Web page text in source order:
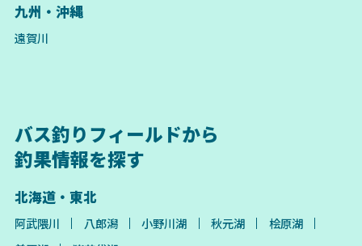
九州・沖縄
遠賀川
バス釣りフィールドから
釣果情報を探す
北海道・東北
阿武隈川 八郎潟 小野川湖 秋元湖
桧原湖